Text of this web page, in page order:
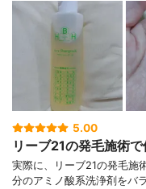
5.00
リーブ21の発毛施術で
実際に、リーブ21の発毛施
分のアミノ酸系洗浄剤をバ